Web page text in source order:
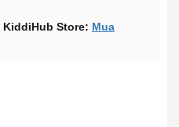
Store: Mua